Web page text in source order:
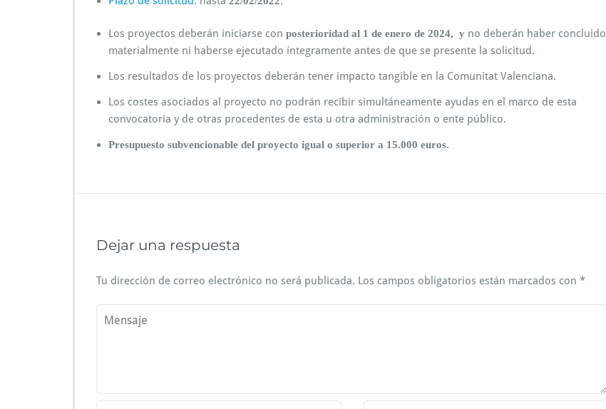
Los proyectos deberán iniciarse con posterioridad al 1 de enero de 2024, y no deberán haber concluido
materialmente ni haberse ejecutado íntegramente antes de que se presente la solicitud.
Los resultados de los proyectos deberán tener impacto tangible en la Comunitat Valenciana.
Los costes asociados al proyecto no podrán recibir simultáneamente ayudas en el marco de esta
convocatoria y de otras procedentes de esta u otra administración o ente público.
Presupuesto subvencionable del proyecto igual o superior a 15.000 euros.
Dejar una respuesta
Tu dirección de correo electrónico no será publicada. Los campos obligatorios están marcados con *